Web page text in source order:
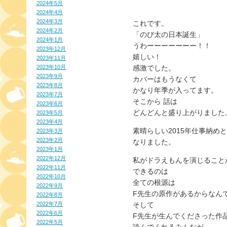
2024年5月
2024年4月
2024年3月
2024年2月
2024年1月
2023年12月
2023年11月
2023年10月
2023年9月
2023年8月
2023年7月
2023年6月
2023年5月
2023年4月
2023年3月
2023年2月
2023年1月
2022年12月
2022年11月
2022年10月
2022年9月
2022年8月
2022年7月
2022年6月
2022年5月
これです。
「のび太の日本誕生」
うわーーーーーーー！！
嬉しい！
感激でした。
カバーはもうなくて
かなり年季が入ってます。
そこから 話は
どんどんと盛り上がりました
素晴らしい2015年仕事納めと
なりました。
私がドラえもんを演じること
できるのは
全ての根源は
F先生の原作があるからなん
そして
F先生が生んでくださった作